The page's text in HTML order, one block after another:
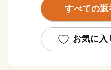
すべての返
お気に入